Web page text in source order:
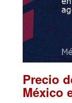
Precio
México